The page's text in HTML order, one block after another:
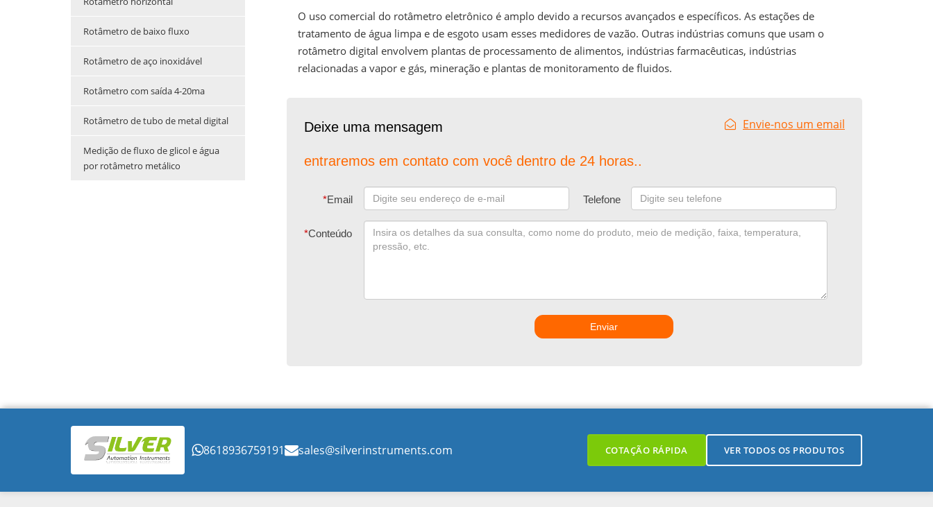
Rotâmetro de baixo fluxo
Rotâmetro de aço inoxidável
Rotâmetro com saída 4-20ma
Rotâmetro de tubo de metal digital
Medição de fluxo de glicol e água
por rotâmetro metálico
O uso comercial do rotâmetro eletrônico é amplo devido a recursos avançados e específicos. As estações de
tratamento de água limpa e de esgoto usam esses medidores de vazão. Outras indústrias comuns que usam o
rotâmetro digital envolvem plantas de processamento de alimentos, indústrias farmacêuticas, indústrias
relacionadas a vapor e gás, mineração e plantas de monitoramento de fluidos.
Deixe uma mensagem Envie-nos um email
entraremos em contato com você dentro de 24 horas..
*Email Telefone
*Conteúdo
Enviar
8618936759191 sales@silverinstruments.com COTAÇÃO RÁPIDA VER TODOS OS PRODUTOS